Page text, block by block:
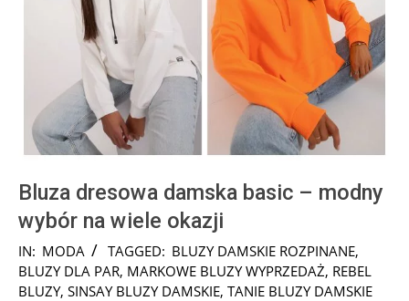
Bluza dresowa damska basic – modny
wybór na wiele okazji
2024-
06-
03
IN: MODA TAGGED: BLUZY DAMSKIE ROZPINANE,
BLUZY DLA PAR, MARKOWE BLUZY WYPRZEDAŻ, REBEL
BLUZY, SINSAY BLUZY DAMSKIE, TANIE BLUZY DAMSKIE